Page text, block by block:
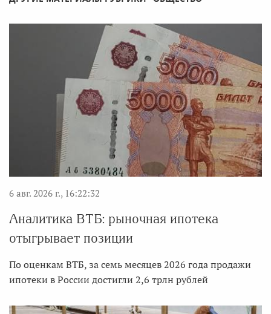
6 авг. 2026 г., 16:22:32
Аналитика ВТБ: рыночная ипотека
отыгрывает позиции
По оценкам ВТБ, за семь месяцев 2026 года продажи
ипотеки в России достигли 2,6 трлн рублей